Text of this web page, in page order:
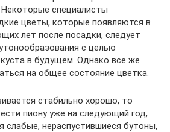
специалисты
цветы, которые появляются в
лет после посадки, следует
с целью
в будущем. Однако все же
на общее состояние цветка.
стабильно хорошо, то
пиону уже на следующий год,
слабые, нераспустившиеся бутоны,